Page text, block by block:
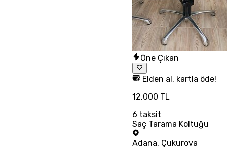
Öne Çıkan
Elden al, kartla öde!
12.000 TL
6 taksit
Saç Tarama Koltuğu
Adana, Çukurova